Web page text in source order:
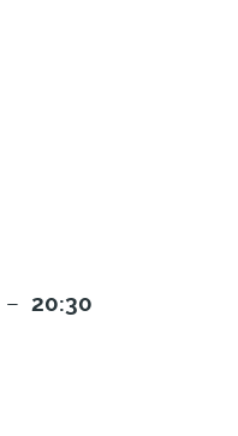
– 20:30